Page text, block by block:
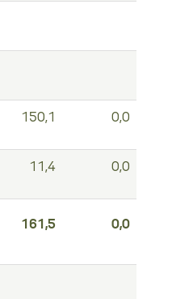
150,1 0,0
11,4 0,0
161,5 0,0